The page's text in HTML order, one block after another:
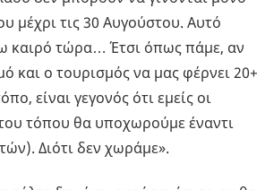
μέχρι τις 30 Αυγούστου. Αυτό
τώρα… Έτσι όπως πάμε, αν
και ο τουρισμός να μας φέρνει 20+
είναι γεγονός ότι εμείς οι
τόπου θα υποχωρούμε έναντι
Διότι δεν χωράμε».